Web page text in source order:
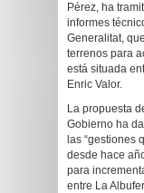
Pérez, ha
informes
Generalitat,
terrenos para
está situada
Enric Valor.
La propuesta
Gobierno ha
las “gestiones
desde hace
para
entre La